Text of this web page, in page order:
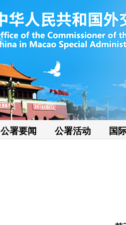
公署要闻 公署活动 国